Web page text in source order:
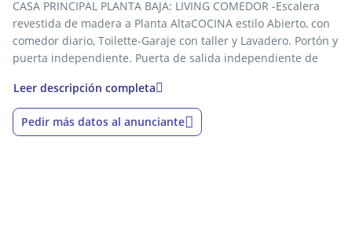
CASA PRINCIPAL PLANTA BAJA: LIVING COMEDOR -Escalera
revestida de madera a Planta AltaCOCINA estilo Abierto, con
comedor diario, Toilette-Garaje con taller y Lavadero. Portón y
puerta independiente. Puerta de salida independiente de
-1° Dormitorio amplio con baño completo privado -2°
Dormitorio Principal amplio con baño completo privado y
Guardarropa
Leer descripción completa
Pedir más datos al anunciante